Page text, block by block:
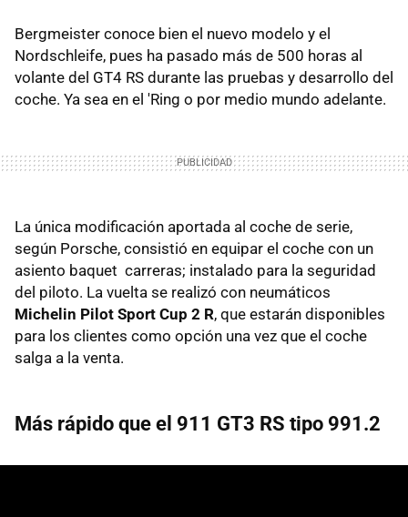
Bergmeister conoce bien el nuevo modelo y el
Nordschleife, pues ha pasado más de 500 horas al
volante del GT4 RS durante las pruebas y desarrollo del
coche. Ya sea en el 'Ring o por medio mundo adelante.
La única modificación aportada al coche de serie,
según Porsche, consistió en equipar el coche con un
asiento baquet carreras; instalado para la seguridad
del piloto. La vuelta se realizó con neumáticos
Michelin Pilot Sport Cup 2 R, que estarán disponibles
para los clientes como opción una vez que el coche
salga a la venta.
Más rápido que el 911 GT3 RS tipo 991.2